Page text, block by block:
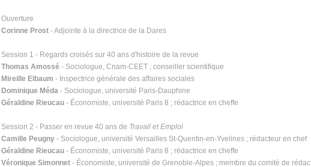
Ouverture
Corinne Prost- Adjointe à la directrice de la Dares
Session 1 - Regards croisés sur 40 ans d'histoire de la revue
Thomas Amossé - Sociologue, Cnam-CEET ; conseiller scientifique
Mireille Elbaum - Inspectrice générale des affaires sociales
Dominique Méda- Sociologue, université Paris-Dauphine
Géraldine Rieucau- Économiste, université Paris 8 ; rédactrice en cheffe
Session 2 - Passer en revue 40 ans de Travail et Emploi
Camille Peugny- Sociologue, université Versailles St-Quentin-en-Yvelines ; rédacteur en chef
Géraldine Rieucau- Économiste, université Paris 8 ; rédactrice en cheffe
Véronique Simonnet- Économiste, université de Grenoble-Alpes ; membre du comité de